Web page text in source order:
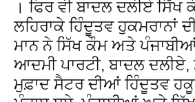
। ਫਿਰ ਵੀ ਬਾਦਲ ਦਲੀਏ
ਲਹਿਰਾਕੇ ਹਿੰਦੂਤਵ
ਮਾਨ ਨੇ ਸਿੱਖ ਕੌਮ ਅਤੇ
ਆਦਮੀ ਪਾਰਟੀ, ਬਾਦਲ
ਮੁਫ਼ਾਦ ਸੈਟਰ ਦੀਆਂ ਹਿੰਦੂਤਵ